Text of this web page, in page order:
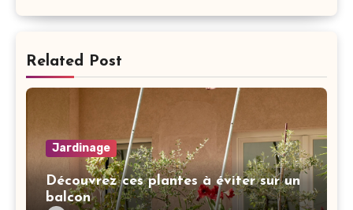
Related Post
Jardinage
Découvrez ces plantes à éviter sur un
balcon